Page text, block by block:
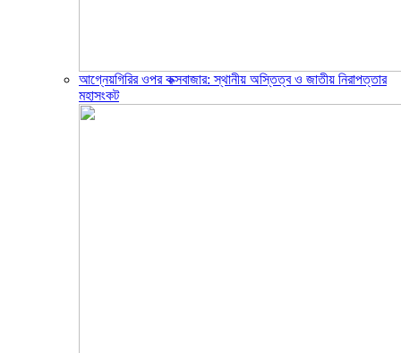
আগ্নেয়গিরির ওপর কক্সবাজার: স্থানীয় অস্তিত্ব ও জাতীয় নিরাপত্তার
মহাসংকট